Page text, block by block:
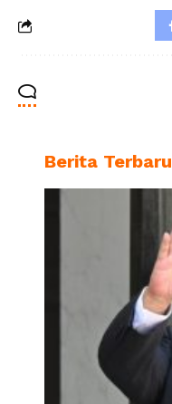
Berita Terbaru